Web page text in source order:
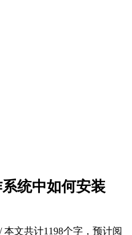
统中如何安装
/本文共计1198个字，预计阅